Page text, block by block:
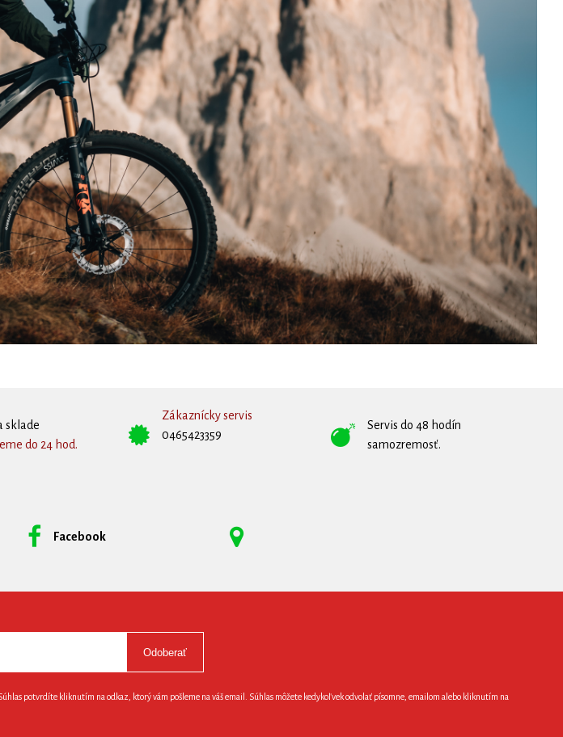
sklade
do 24 hod.
Zákaznícky servis
0465423359
Servis do 48 hodín
samozremosť.
Facebook
Odoberať
potvrdíte kliknutím na odkaz, ktorý vám pošleme na váš email. Súhlas môžete kedykoľvek odvolať písomne, emailom alebo kliknutím na